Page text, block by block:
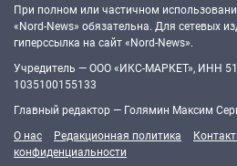
При полном или частичном
«Nord-News» обязательна. Для сетевых
гиперссылка на сайт «Nord-News».
Учредитель — ООО «ИКС-МАРКЕТ», ИНН
1035100155133
Главный редактор — Голямин Максим
О нас
Редакционная политика
конфиденциальности